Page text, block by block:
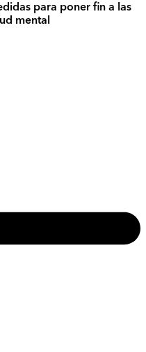
para poner fin a las
mental